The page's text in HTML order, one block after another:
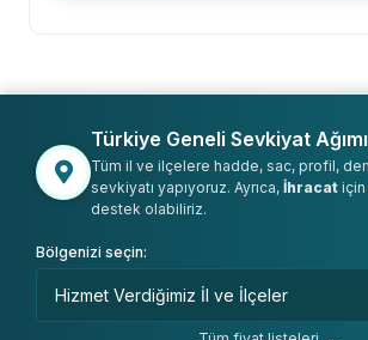
Türkiye Geneli Sevkiyat
Tüm il ve ilçelere hadde, sac, profil,
sevkiyatı yapıyoruz. Ayrıca, İhracat
destek olabiliriz.
Bölgenizi seçin: